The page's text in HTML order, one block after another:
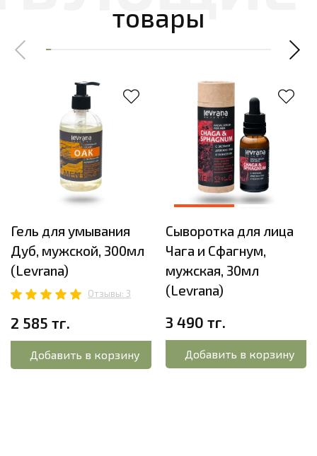
товары
Гель для умывания
Дуб, мужской, 300мл
(Levrana)
Отзывы: 3
2 585 тг.
Добавить в корзину
Сыворотка для лица
Чага и Сфагнум,
мужская, 30мл
(Levrana)
3 490 тг.
Добавить в корзину